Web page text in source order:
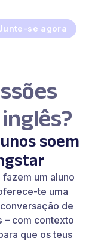
se agora
soem
um aluno
te uma
de
– com contexto
que os teus